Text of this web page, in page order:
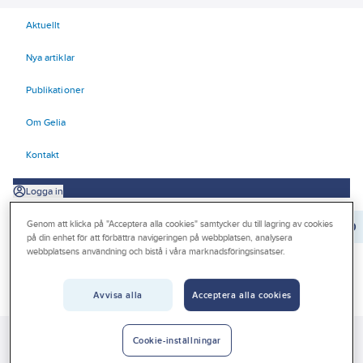
Aktuellt
Nya artiklar
Publikationer
Om Gelia
Kontakt
Logga in
Orderrader: 0
Beställ direkt
Gelia Fästmaterial
Tejp & Tätning
Genom att klicka på "Acceptera alla cookies" samtycker du till lagring av cookies
på din enhet för att förbättra navigeringen på webbplatsen, analysera
webbplatsens användning och bistå i våra marknadsföringsinsatser.
Avvisa alla Acceptera alla cookies
Cookie-inställningar